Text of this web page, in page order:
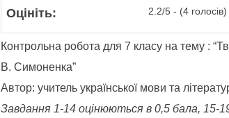
Оцініть: 2.2/5 - (4 голосів)
Контрольна робота для 7 класу на тему :
В. Симоненка”
Автор: учитель української мови та
Завдання 1-14 оцінюються в 0,5 бала, 15-